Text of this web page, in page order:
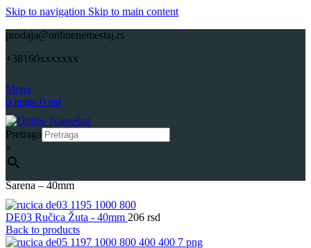
Skip to navigation Skip to main content
prodaja@onlinenemestaj.rs
+38160xxxxxxx
Menu
0 items 0 rsd
Pretraga
×
Šarena – 40mm
DE03 Ručica Žuta - 40mm 206 rsd
Back to products